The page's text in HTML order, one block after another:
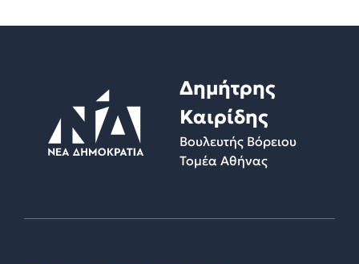
Δημήτρης
Καιρίδης
Βουλευτής Βόρειου
Τομέα Αθήνας